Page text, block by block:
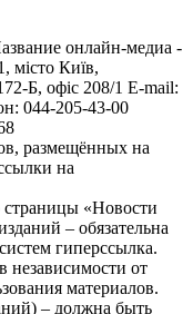
онлайн-медиа -
місто Київ,
Б, офіс 208/1 E-mail:
044-205-43-00
размещённых на
на
«Новости
– обязательна
гиперссылка.
независимости от
материалов.
– должна быть